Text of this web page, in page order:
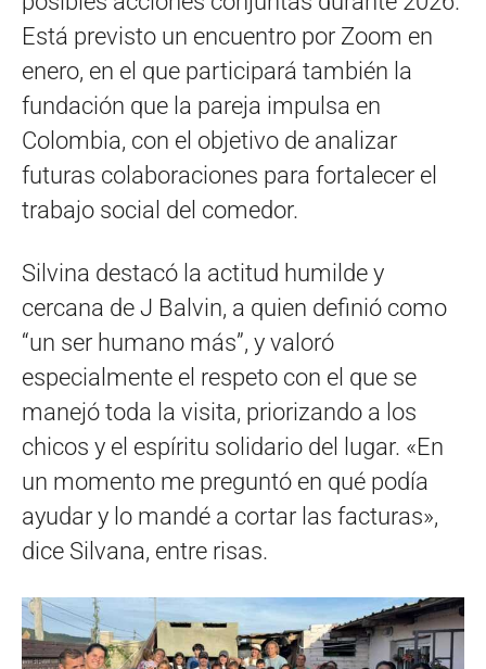
Está previsto un encuentro por Zoom en
enero, en el que participará también la
fundación que la pareja impulsa en
Colombia, con el objetivo de analizar
futuras colaboraciones para fortalecer el
trabajo social del comedor.
Silvina destacó la actitud humilde y
cercana de J Balvin, a quien definió como
“un ser humano más”, y valoró
especialmente el respeto con el que se
manejó toda la visita, priorizando a los
chicos y el espíritu solidario del lugar. «En
un momento me preguntó en qué podía
ayudar y lo mandé a cortar las facturas»,
dice Silvana, entre risas.